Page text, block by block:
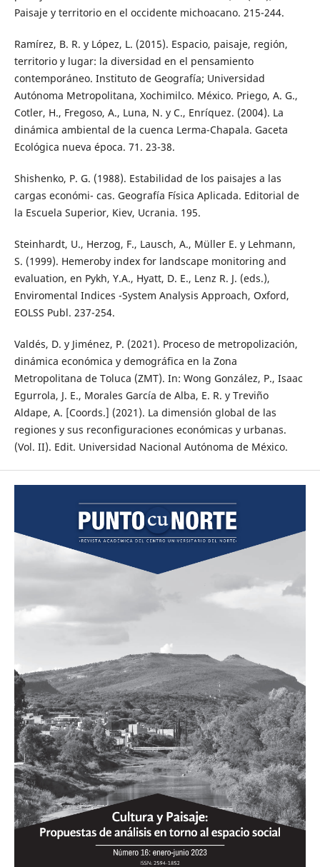
Paisaje y territorio en el occidente michoacano. 215-244.
Ramírez, B. R. y López, L. (2015). Espacio, paisaje, región,
territorio y lugar: la diversidad en el pensamiento
contemporáneo. Instituto de Geografía; Universidad
Autónoma Metropolitana, Xochimilco. México. Priego, A. G.,
Cotler, H., Fregoso, A., Luna, N. y C., Enríquez. (2004). La
dinámica ambiental de la cuenca Lerma-Chapala. Gaceta
Ecológica nueva época. 71. 23-38.
Shishenko, P. G. (1988). Estabilidad de los paisajes a las
cargas económi- cas. Geografía Física Aplicada. Editorial de
la Escuela Superior, Kiev, Ucrania. 195.
Steinhardt, U., Herzog, F., Lausch, A., Müller E. y Lehmann,
S. (1999). Hemeroby index for landscape monitoring and
evaluation, en Pykh, Y.A., Hyatt, D. E., Lenz R. J. (eds.),
Enviromental Indices -System Analysis Approach, Oxford,
EOLSS Publ. 237-254.
Valdés, D. y Jiménez, P. (2021). Proceso de metropolización,
dinámica económica y demográfica en la Zona
Metropolitana de Toluca (ZMT). In: Wong González, P., Isaac
Egurrola, J. E., Morales García de Alba, E. R. y Treviño
Aldape, A. [Coords.] (2021). La dimensión global de las
regiones y sus reconfiguraciones económicas y urbanas.
(Vol. II). Edit. Universidad Nacional Autónoma de México.